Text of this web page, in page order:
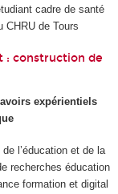
cadre de santé
CHRU de Tours
: construction de
expérientiels
l’éducation et de la
recherches éducation
formation et digital